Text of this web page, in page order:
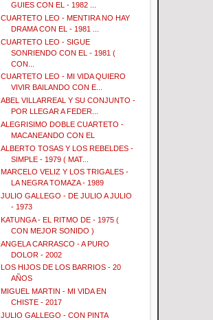
GUIES CON EL - 1982 ...
CUARTETO LEO - MENTIRA NO HAY
DRAMA CON EL - 1981 ...
CUARTETO LEO - SIGUE
SONRIENDO CON EL - 1981 (
CON...
CUARTETO LEO - MI VIDA QUIERO
VIVIR BAILANDO CON E...
ABEL VILLARREAL Y SU CONJUNTO -
POR LLEGAR A FEDER...
ALEGRISIMO DOBLE CUARTETO -
MACANEANDO CON EL
ALBERTO TOSAS Y LOS REBELDES -
SIMPLE - 1979 ( MAT...
MARCELO VELIZ Y LOS TRIGALES -
LA NEGRA TOMAZA - 1989
JULIO GALLEGO - DE JULIO A JULIO
- 1973
KATUNGA - EL RITMO DE - 1975 (
CON MEJOR SONIDO )
ANGELA CARRASCO - A PURO
DOLOR - 2002
LOS HIJOS DE LOS BARRIOS - 20
AÑOS
MIGUEL MARTIN - MI VIDA EN
CHISTE - 2017
JULIO GALLEGO - CON PINTA